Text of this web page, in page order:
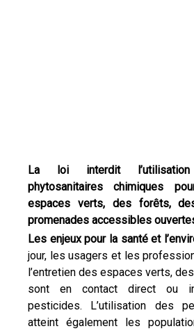
La loi interdit
phytosanitaires chimiques
espaces verts, des forêts,
promenades accessibles
Les enjeux pour la santé et
jour, les usagers et les
l’entretien des espaces verts,
sont en contact direct ou
pesticides. L’utilisation des
atteint également les